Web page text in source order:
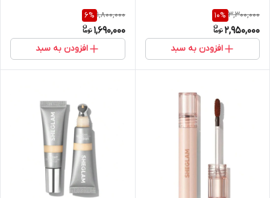
3,300,000
10%
2,950,000
افزودن به سبد
1,800,000
6%
1,690,000
افزودن به سبد